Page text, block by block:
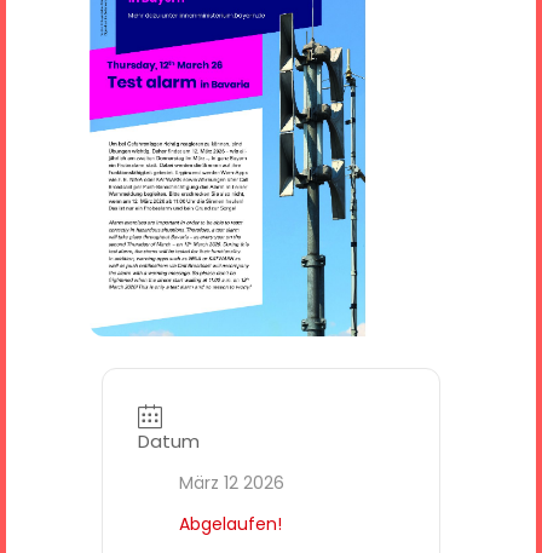
Datum
März 12 2026
Abgelaufen!